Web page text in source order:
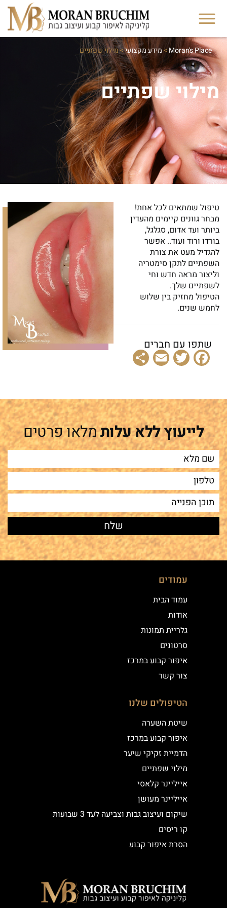
Moran's Place
>מידע מקצועי>מילוי שפתיים
מילוי שפתיים
טיפול שמתאים לכל אחת!
מבחר גוונים קיימים מהעדין
ביותר ועד אדום, סגלגל,
בורדו ורוד ועוד.. אפשר
להגדיל מעט את צורת
השפתיים לתקן סימטריה
וליצור מראה חדש וחי
לשפתיים שלך.
הטיפול מחזיק בין שלוש
לחמש שנים.
שתפו עם חברים
Facebook
Twitter
Email
Share
לייעוץ ללא עלותמלאו פרטים
עמודים
עמוד הבית
אודות
גלריית תמונות
סרטונים
איפור קבוע במרכז
צור קשר
הטיפולים שלנו
שיטת השערה
איפור קבוע במרכז
הדמיית זקיקי שיער
מילוי שפתיים
אייליינר קלאסי
אייליינר מעושן
שיקום ועיצוב גבות וצביעה לעד 3 שבועות
קו ריסים
הסרת איפור קבוע